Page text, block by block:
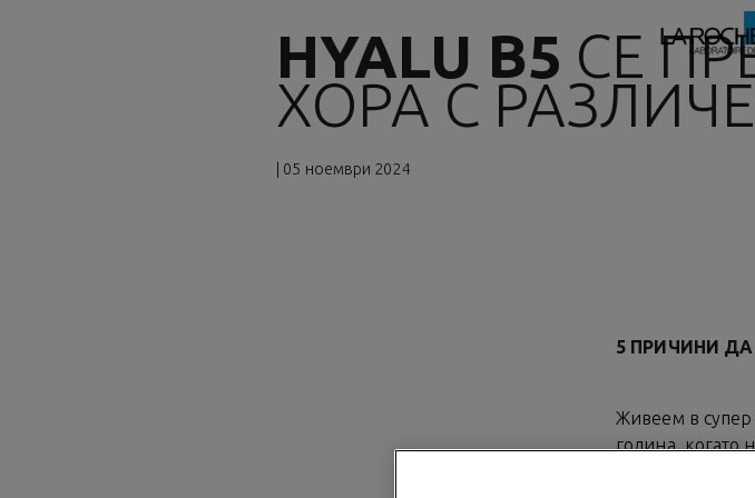
HYALU B5 СЕ
ХОРА С
| 05 ноември 2024
5 ПРИЧИНИ
Живеем в супер
година, когато
рамките на